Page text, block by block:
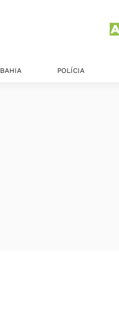
BAHIA POLÍCIA